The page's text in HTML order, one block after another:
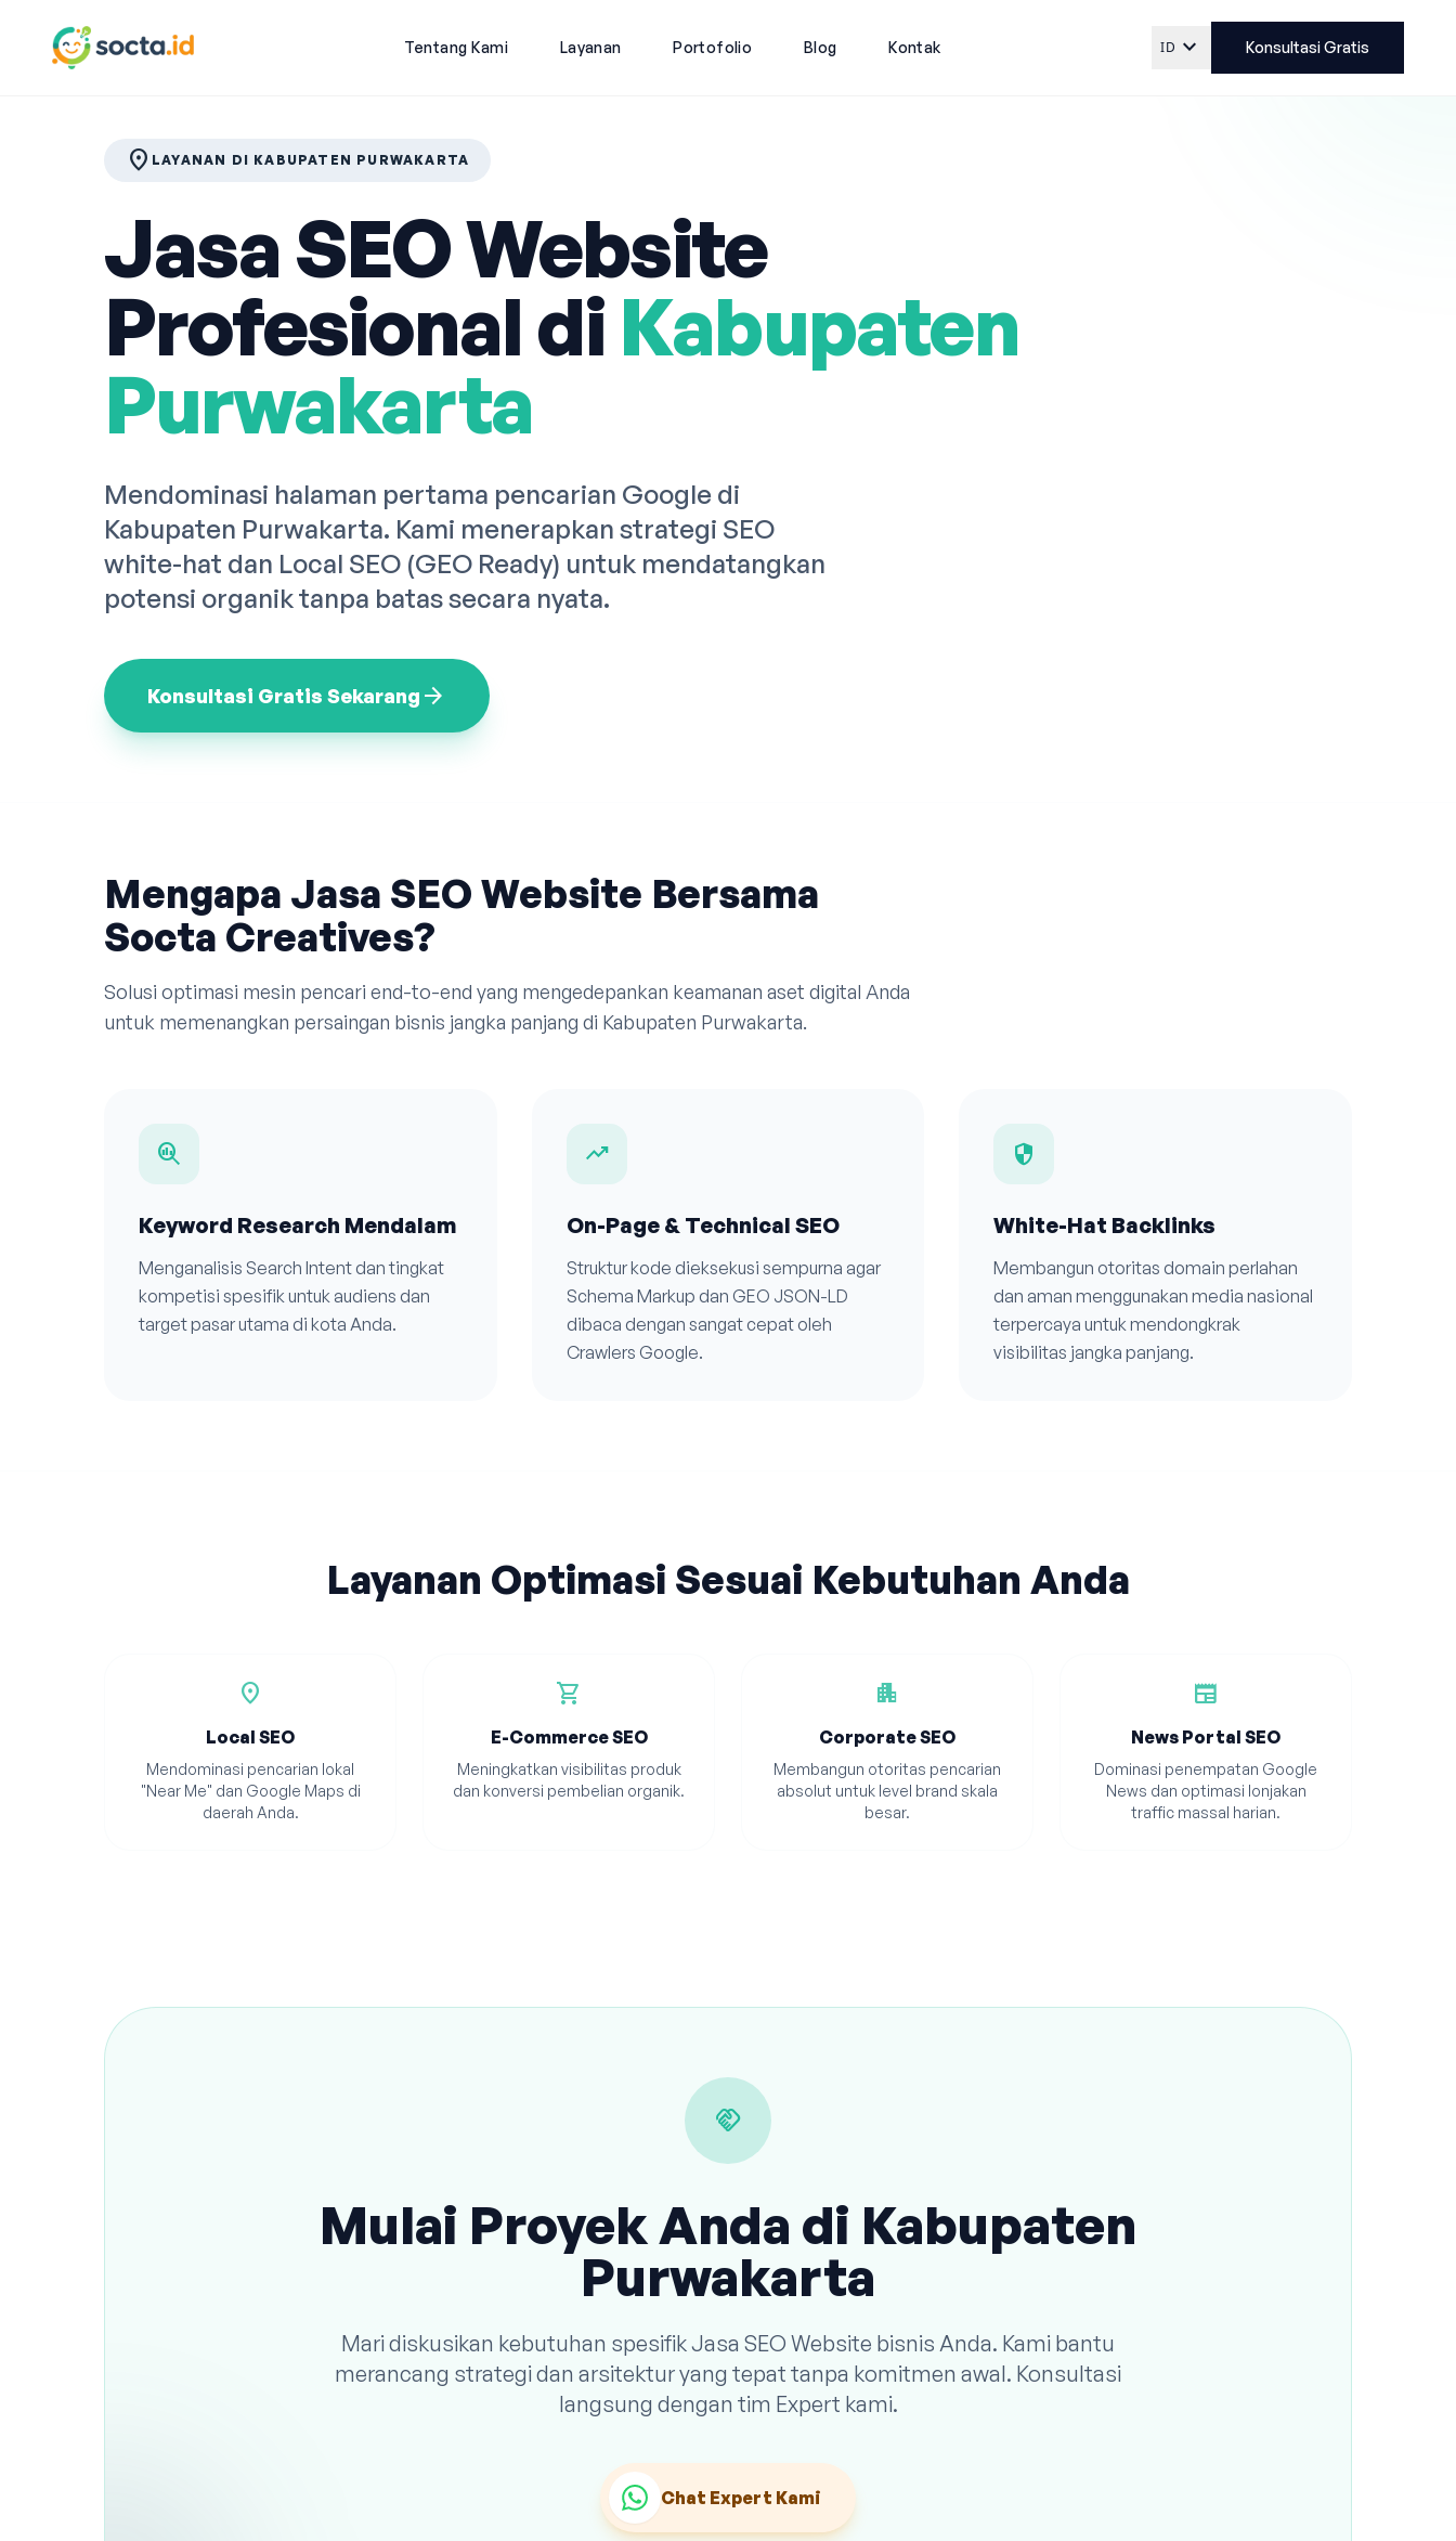
Tentang Kami Layanan Portofolio Blog Kontak ID expand_more Konsultasi Gratis
location_on LAYANAN DI KABUPATEN PURWAKARTA
Jasa SEO Website
Profesional di Kabupaten
Purwakarta
Mendominasi halaman pertama pencarian Google di
Kabupaten Purwakarta. Kami menerapkan strategi SEO
white-hat dan Local SEO (GEO Ready) untuk mendatangkan
potensi organik tanpa batas secara nyata.
Konsultasi Gratis Sekarang arrow_forward
Mengapa Jasa SEO Website Bersama
Socta Creatives?
Solusi optimasi mesin pencari end-to-end yang mengedepankan keamanan aset digital Anda
untuk memenangkan persaingan bisnis jangka panjang di Kabupaten Purwakarta.
search_insights
Keyword Research Mendalam
Menganalisis Search Intent dan tingkat
kompetisi spesifik untuk audiens dan
target pasar utama di kota Anda.
trending_up
On-Page & Technical SEO
Struktur kode dieksekusi sempurna agar
Schema Markup dan GEO JSON-LD
dibaca dengan sangat cepat oleh
Crawlers Google.
security
White-Hat Backlinks
Membangun otoritas domain perlahan
dan aman menggunakan media nasional
terpercaya untuk mendongkrak
visibilitas jangka panjang.
Layanan Optimasi Sesuai Kebutuhan Anda
location_on
Local SEO
Mendominasi pencarian lokal
"Near Me" dan Google Maps di
daerah Anda.
shopping_cart
E-Commerce SEO
Meningkatkan visibilitas produk
dan konversi pembelian organik.
apartment
Corporate SEO
Membangun otoritas pencarian
absolut untuk level brand skala
besar.
newspaper
News Portal SEO
Dominasi penempatan Google
News dan optimasi lonjakan
traffic massal harian.
handshake
Mulai Proyek Anda di Kabupaten
Purwakarta
Mari diskusikan kebutuhan spesifik Jasa SEO Website bisnis Anda. Kami bantu
merancang strategi dan arsitektur yang tepat tanpa komitmen awal. Konsultasi
langsung dengan tim Expert kami.
Chat Expert Kami